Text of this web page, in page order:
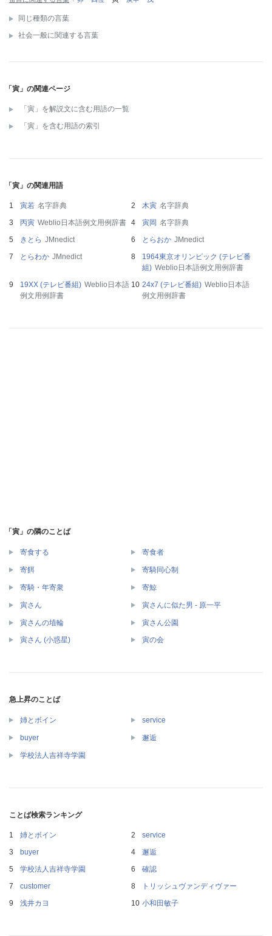
同じ種類の言葉
社会一般に関連する言葉
「寅」の関連ページ
「寅」を解説文に含む用語の一覧
「寅」を含む用語の索引
「寅」の関連用語
寅若 名字辞典 木寅 名字辞典
丙寅 Weblio日本語例文用例辞書 寅岡 名字辞典
きとら JMnedict とらおか JMnedict
とらわか JMnedict
1964東京オリンピック (テレビ番
組) Weblio日本語例文用例辞書
19XX (テレビ番組) Weblio日本語
例文用例辞書
24x7 (テレビ番組) Weblio日本語
例文用例辞書
「寅」の隣のことば
寄食する 寄食者
寄餌 寄騎同心制
寄騎・年寄衆 寄鯨
寅さん 寅さんに似た男 - 原一平
寅さんの埴輪 寅さん公園
寅さん (小惑星) 寅の会
急上昇のことば
姉とボイン service
buyer 邂逅
学校法人吉祥寺学園
ことば検索ランキング
姉とボイン
service
buyer
邂逅
学校法人吉祥寺学園
確認
customer
トリッシュヴァンディヴァー
浅井カヨ
小和田敏子